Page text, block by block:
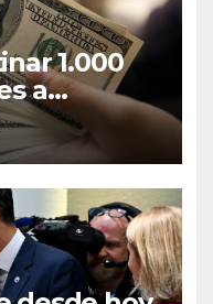
1.000
a
paquete de